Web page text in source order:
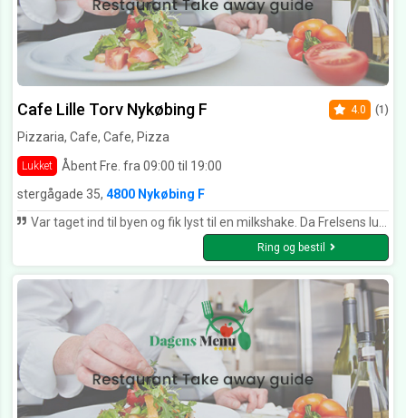
Cafe Lille Torv Nykøbing F
Pizzaria, Cafe, Cafe, Pizza
Lukket Åbent Fre. fra 09:00 til 19:00
4.0 (1)
stergågade 35, 4800 Nykøbing F
Var taget ind til byen og fik lyst til en milkshake. Da Frelsens lukkede foran næsen på os, gik vi til caféen på lille torv. Det fortryder vi ikke. Han serverede den lækreste milkshake til fruen og jeg. Min kone blev helt vild og bestilte en mere😀 Så kan det ikke blive bedre, vi kommer igen næste weekend 😀
Ring og bestil